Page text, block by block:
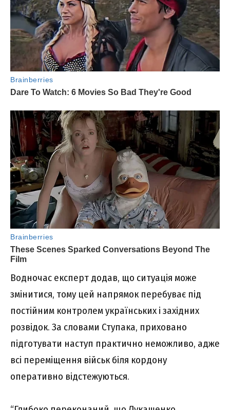
Водночас експерт додав, що ситуація може
змінитися, тому цей напрямок перебуває під
постійним контролем українських і західних
розвідок. За словами Ступака, приховано
підготувати наступ практично неможливо, адже
всі переміщення військ біля кордону
оперативно відстежуються.